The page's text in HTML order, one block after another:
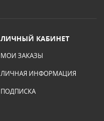
ЛИЧНЫЙ КАБИНЕТ
МОИ ЗАКАЗЫ
ЛИЧНАЯ ИНФОРМАЦИЯ
ПОДПИСКА